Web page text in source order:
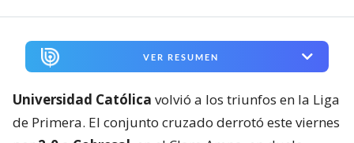
VER RESUMEN
Universidad Católica volvió a los triunfos en la Liga
de Primera. El conjunto cruzado derrotó este viernes